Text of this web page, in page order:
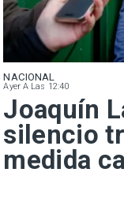
NACIONAL
Ayer A Las 12:40
Joaquín
silencio
medida